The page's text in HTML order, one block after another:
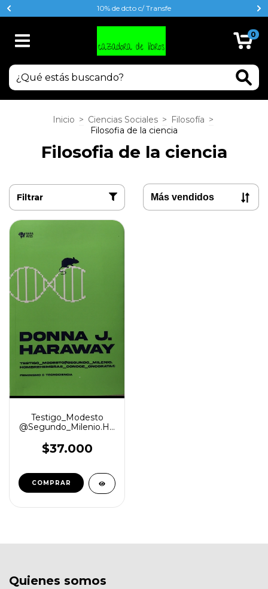
10% de dcto c/ Transfe
0
Inicio > Ciencias Sociales > Filosofía >
Filosofia de la ciencia
Filosofia de la ciencia
Filtrar
Testigo_Modesto
@Segundo_Milenio.HombreHembra©
- Donna Haraway -
Rara Avis
$37.000
Quienes somos